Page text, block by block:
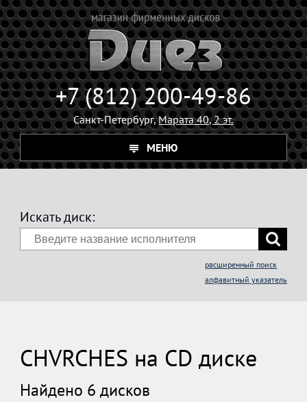
+7 (812) 200-49-86
Санкт-Петербург,Марата 40, 2 эт.
МЕНЮ
Искать диск:
расширенный поиск
алфавитный указатель
CHVRCHES на CD диске
Найдено 6 дисков